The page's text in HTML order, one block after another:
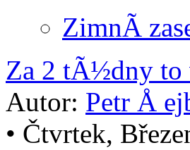
ZimnÃ­
Za 2 tÃ½dny to
Autor: Petr Å
• Čtvrtek,